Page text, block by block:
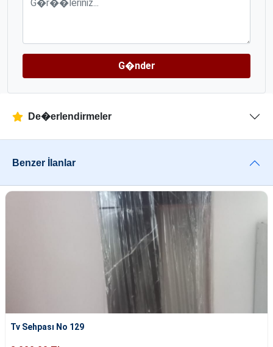
G�nder
De�erlendirmeler
Benzer İlanlar
Tv Sehpası No 129